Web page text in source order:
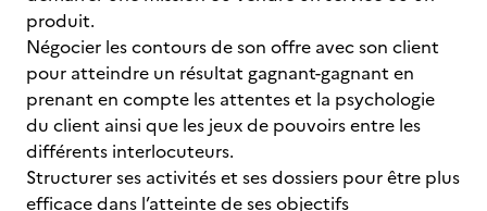
produit.
Négocier les contours de son offre avec son client
pour atteindre un résultat gagnant-gagnant en
prenant en compte les attentes et la psychologie
du client ainsi que les jeux de pouvoirs entre les
différents interlocuteurs.
Structurer ses activités et ses dossiers pour être plus
efficace dans l’atteinte de ses objectifs